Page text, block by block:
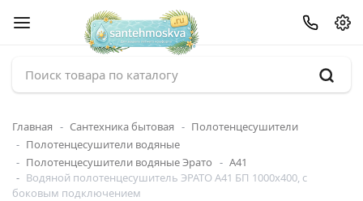
Главная Сантехника бытовая
Полотенцесушители
Полотенцесушители водяные
Полотенцесушители водяные Эрато
А41
Водяной полотенцесушитель ЭРАТО А41 БП 1000x400, с
боковым подключением